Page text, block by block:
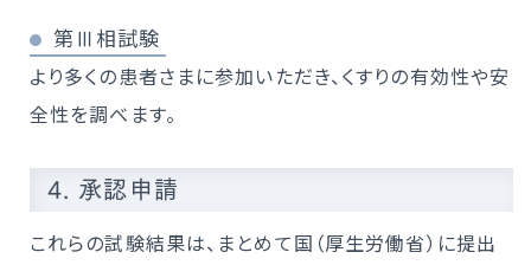
第Ⅲ相試験
より多くの患者さまに参加いただき、くすりの有効性や安
全性を調べます。
4. 承認申請
これらの試験結果は、まとめて国（厚生労働省）に提出